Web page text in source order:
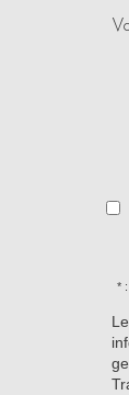
* :